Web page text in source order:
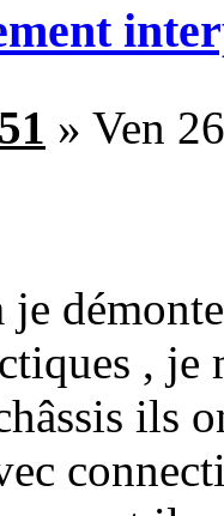
» Ven
je
, je
ils